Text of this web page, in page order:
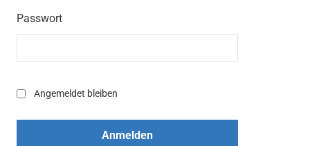
Passwort
Angemeldet bleiben